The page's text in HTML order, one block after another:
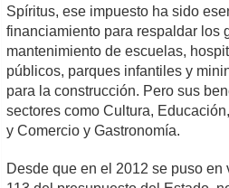
Spíritus, ese impuesto ha sido
financiamiento para respaldar los
mantenimiento de escuelas,
públicos, parques infantiles y
para la construcción. Pero sus
sectores como Cultura,
y Comercio y Gastronomía.
Desde que en el 2012 se puso en